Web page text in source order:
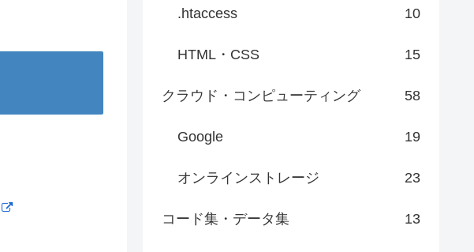
.htaccess 10
HTML・CSS 15
クラウド・コンピューティング 58
Google 19
オンラインストレージ 23
コード集・データ集 13